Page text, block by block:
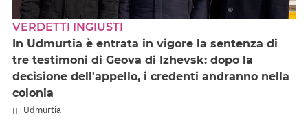
VERDETTI INGIUSTI
In Udmurtia è entrata in vigore la sentenza di
tre testimoni di Geova di Izhevsk: dopo la
decisione dell'appello, i credenti andranno nella
colonia
Udmurtia